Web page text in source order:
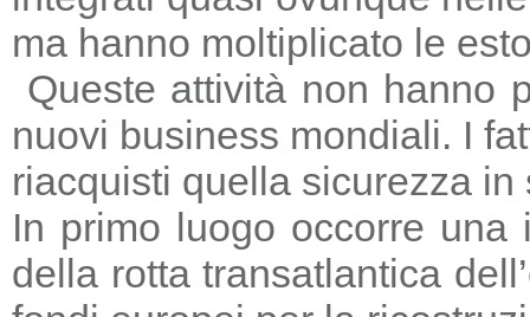
ma hanno moltiplicato le
Queste attività non hanno
nuovi business mondiali. I
riacquisti quella sicurezza
In primo luogo occorre
della rotta transatlantica